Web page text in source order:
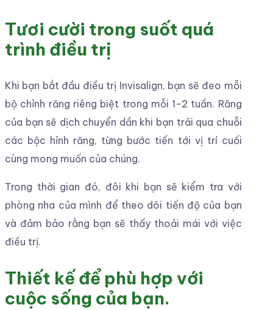
Tươi cười trong suốt quá
trình điều trị
Khi bạn bắt đầu điều trị Invisalign, bạn sẽ đeo mỗi
bộ chỉnh răng riêng biệt trong mỗi 1-2 tuần. Răng
của bạn sẽ dịch chuyển dần khi bạn trải qua chuỗi
các bộc hỉnh răng, từng bước tiến tới vị trí cuối
cùng mong muốn của chúng.
Trong thời gian đó, đôi khi bạn sẽ kiểm tra với
phòng nha của mình để theo dõi tiến độ của bạn
và đảm bảo rằng bạn sẽ thấy thoải mái với việc
điều trị.
Thiết kế để phù hợp với
cuộc sống của bạn.